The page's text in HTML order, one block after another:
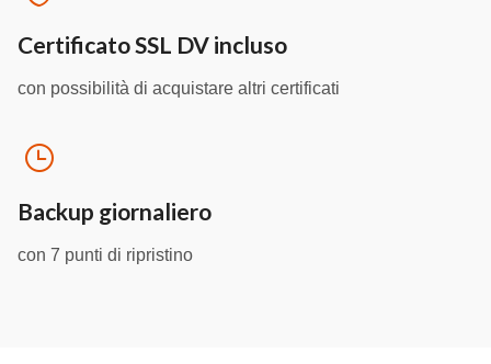
Certificato SSL DV incluso
con possibilità di acquistare altri certificati
Backup giornaliero
con 7 punti di ripristino